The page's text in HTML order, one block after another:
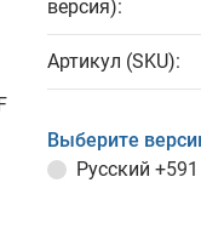
версия):
Артикул (SKU):
Выберите
Русский